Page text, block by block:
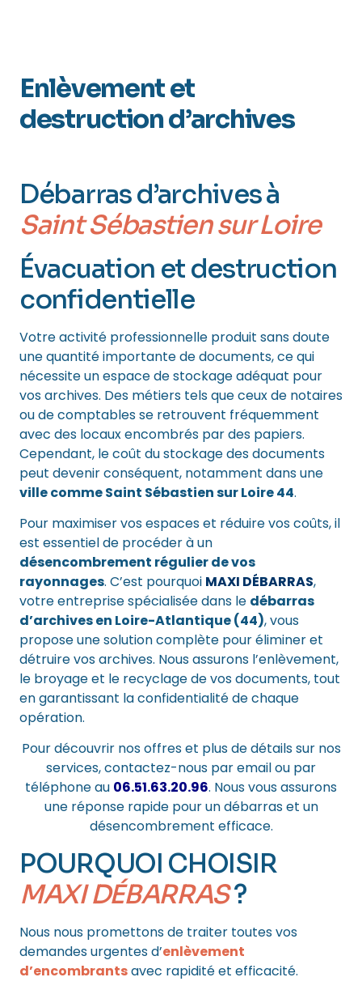
Enlèvement et
destruction d’archives
Débarras d’archives à
Saint Sébastien sur Loire
Évacuation et destruction
confidentielle
Votre activité professionnelle produit sans doute
une quantité importante de documents, ce qui
nécessite un espace de stockage adéquat pour
vos archives. Des métiers tels que ceux de notaires
ou de comptables se retrouvent fréquemment
avec des locaux encombrés par des papiers.
Cependant, le coût du stockage des documents
peut devenir conséquent, notamment dans une
ville comme Saint Sébastien sur Loire 44.
Pour maximiser vos espaces et réduire vos coûts, il
est essentiel de procéder à un
désencombrement régulier de vos
rayonnages. C’est pourquoi MAXI DÉBARRAS,
votre entreprise spécialisée dans le débarras
d’archives en Loire-Atlantique (44), vous
propose une solution complète pour éliminer et
détruire vos archives. Nous assurons l’enlèvement,
le broyage et le recyclage de vos documents, tout
en garantissant la confidentialité de chaque
opération.
Pour découvrir nos offres et plus de détails sur nos
services,contactez-nous par emailou par
téléphone au 06.51.63.20.96. Nous vous assurons
une réponse rapide pour un débarras et un
désencombrement efficace.
POURQUOI CHOISIR
MAXI DÉBARRAS?
Nous nous promettons de traiter toutes vos
demandes urgentes d’enlèvement
d’encombrantsavec rapidité et efficacité.